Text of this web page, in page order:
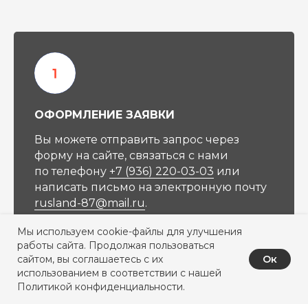
ОФОРМЛЕНИЕ ЗАЯВКИ
Вы можете отправить запрос через
форму на сайте, связаться с нами
по телефону +7 (936) 220-03-03 или
написать письмо на электронную почту
rusland-87@mail.ru.
Мы используем cookie-файлы для улучшения
работы сайта. Продолжая пользоваться
сайтом, вы соглашаетесь с их
использованием в соответствии с нашей
Политикой конфиденциальности.
Ок